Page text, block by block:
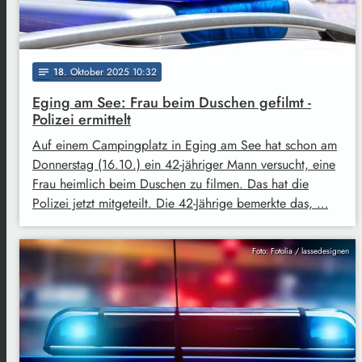
notes 18. Oktober 2025 10:32
Eging am See: Frau beim Duschen gefilmt -
Polizei ermittelt
Auf einem Campingplatz in Eging am See hat schon am
Donnerstag (16.10.) ein 42-jähriger Mann versucht, eine
Frau heimlich beim Duschen zu filmen. Das hat die
Polizei jetzt mitgeteilt. Die 42-Jährige bemerkte das, …
Foto: Fotolia / lassedesignen